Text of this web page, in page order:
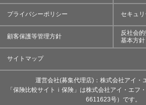
プライバシーポリシー セキュ
顧客保護等管理方針
反社会
基本方針
サイトマップ
運営会社(募集代理店)：株式会社アイ・
「保険比較サイトｉ保険」は株式会社アイ・エフ
6611623号）です。